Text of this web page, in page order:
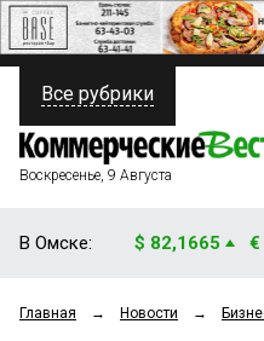
ПОЛИТИКА
ФИНАНСЫ
ОБЩЕСТВО
Все рубрики
Воскресенье, 9 Августа
В Омске: $ 82,1665 €
Главная → Новости →